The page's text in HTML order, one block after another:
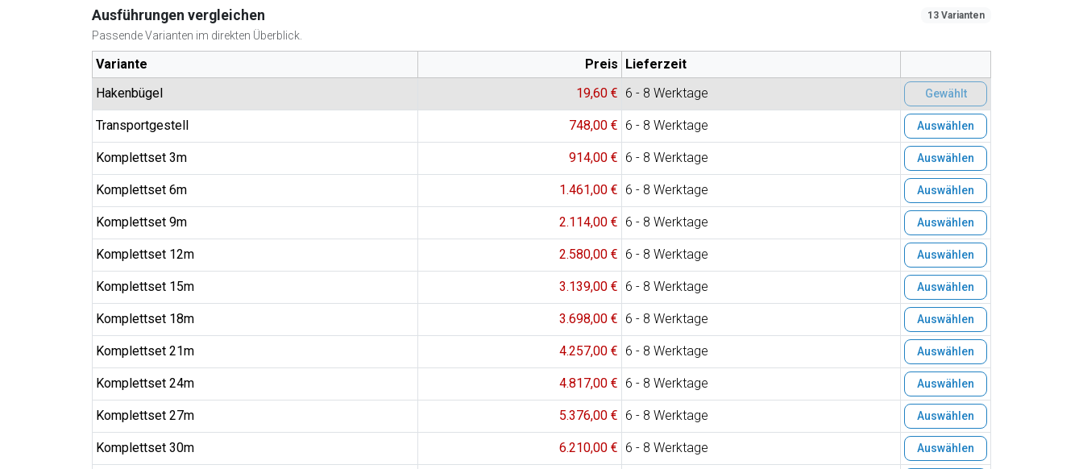
Ausführungen vergleichen
Passende Varianten im direkten Überblick.
13 Varianten
Variante Preis Lieferzeit
Hakenbügel
19,60 € 6 - 8 Werktage Gewählt
Transportgestell 748,00 € 6 - 8 Werktage Auswählen
Komplettset 3m 914,00 € 6 - 8 Werktage Auswählen
Komplettset 6m 1.461,00 € 6 - 8 Werktage Auswählen
Komplettset 9m 2.114,00 € 6 - 8 Werktage Auswählen
Komplettset 12m 2.580,00 € 6 - 8 Werktage Auswählen
Komplettset 15m 3.139,00 € 6 - 8 Werktage Auswählen
Komplettset 18m 3.698,00 € 6 - 8 Werktage Auswählen
Komplettset 21m 4.257,00 € 6 - 8 Werktage Auswählen
Komplettset 24m 4.817,00 € 6 - 8 Werktage Auswählen
Komplettset 27m 5.376,00 € 6 - 8 Werktage Auswählen
Komplettset 30m 6.210,00 € 6 - 8 Werktage Auswählen